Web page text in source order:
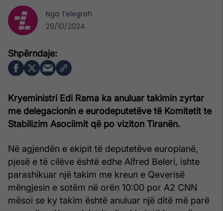
Kryeministri Edi Rama ka anuluar takimin zyrtar
me delegacionin e eurodeputetëve të Komitetit te
Stabilizim Asociimit që po viziton Tiranën.
Në agjendën e ekipit të deputetëve europianë,
pjesë e të cilëve është edhe Alfred Beleri, ishte
parashikuar një takim me kreun e Qeverisë
mëngjesin e sotëm në orën 10:00 por A2 CNN
mësoi se ky takim është anuluar një ditë më parë
Nga Telegrafi
29/10/2024